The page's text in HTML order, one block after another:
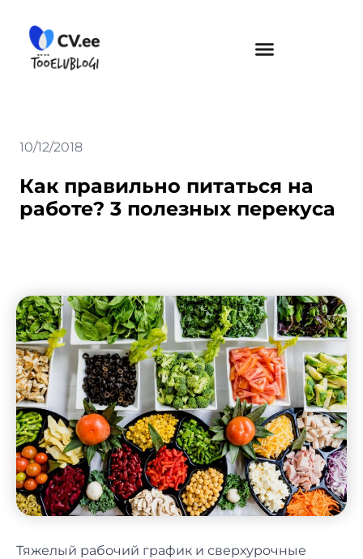
content
10/12/2018
Как правильно питаться на
работе? 3 полезных перекуса
Тяжелый рабочий график и сверхурочные